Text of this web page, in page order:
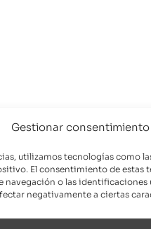
Gestionar consentimiento
utilizamos tecnologías como
El consentimiento de estas
o las identificaciones
negativamente a ciertas